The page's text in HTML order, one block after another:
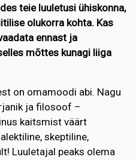
teie luuletusi ühiskonna,
olukorra kohta. Kas
ennast ja
mõttes kunagi liiga
on omamoodi abi. Nagu
ja filosoof –
kaitsmist väärt
skeptiline,
Luuletajal peaks olema